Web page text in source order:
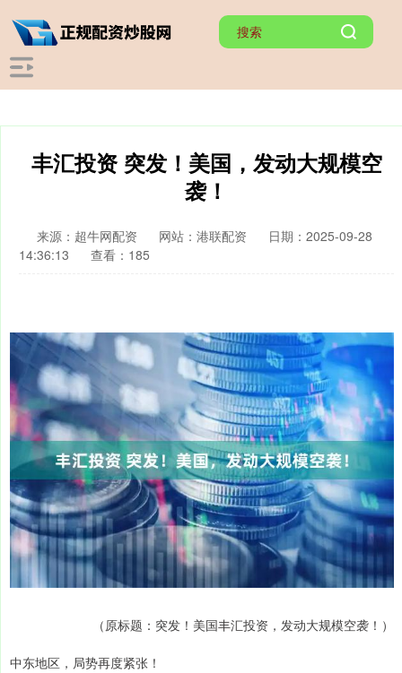
丰汇投资 突发！美国，发动大规模空
袭！
来源：超牛网配资 网站：港联配资
日期：2025-09-28
14:36:13
查看：185
（原标题：突发！美国丰汇投资，发动大规模空袭！）
中东地区，局势再度紧张！